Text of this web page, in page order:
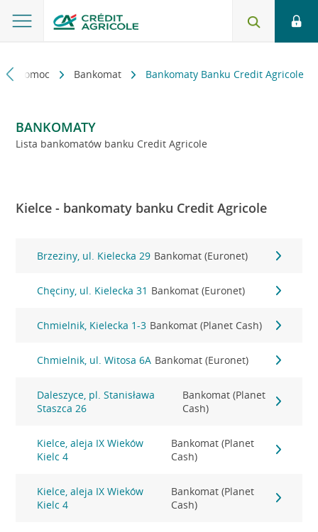
i pomoc Bankomat Bankomaty Banku Credit Agricole
BANKOMATY
Lista bankomatów banku Credit Agricole
Kielce - bankomaty banku Credit Agricole
Brzeziny, ul. Kielecka 29 Bankomat (Euronet)
Chęciny, ul. Kielecka 31 Bankomat (Euronet)
Chmielnik, Kielecka 1-3 Bankomat (Planet Cash)
Chmielnik, ul. Witosa 6A Bankomat (Euronet)
Daleszyce, pl. Stanisława
Staszca 26
Bankomat (Planet
Cash)
Kielce, aleja IX Wieków
Kielc 4
Bankomat (Planet
Cash)
Kielce, aleja IX Wieków
Kielc 4
Bankomat (Planet
Cash)